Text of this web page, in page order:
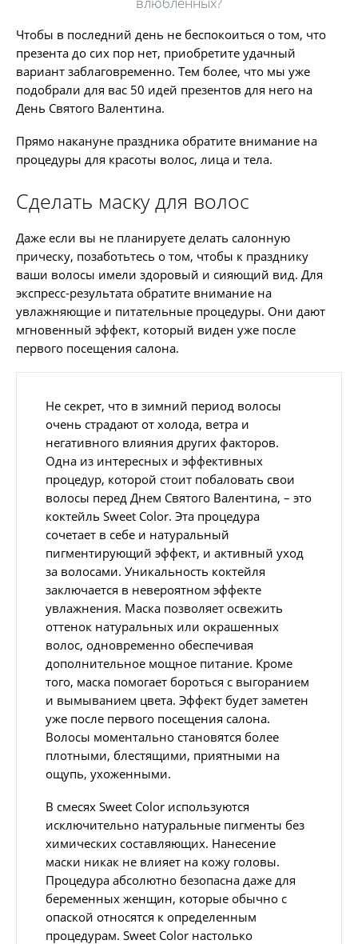
Чтобы в последний день не беспокоиться о том, что
презента до сих пор нет, приобретите удачный
вариант заблаговременно. Тем более, что мы уже
подобрали для вас 50 идей презентов для него на
День Святого Валентина.
Прямо накануне праздника обратите внимание на
процедуры для красоты волос, лица и тела.
Сделать маску для волос
Даже если вы не планируете делать салонную
прическу, позаботьтесь о том, чтобы к празднику
ваши волосы имели здоровый и сияющий вид. Для
экспресс-результата обратите внимание на
увлажняющие и питательные процедуры. Они дают
мгновенный эффект, который виден уже после
первого посещения салона.
Не секрет, что в зимний период волосы
очень страдают от холода, ветра и
негативного влияния других факторов.
Одна из интересных и эффективных
процедур, которой стоит побаловать свои
волосы перед Днем Святого Валентина, – это
коктейль Sweet Color. Эта процедура
сочетает в себе и натуральный
пигментирующий эффект, и активный уход
за волосами. Уникальность коктейля
заключается в невероятном эффекте
увлажнения. Маска позволяет освежить
оттенок натуральных или окрашенных
волос, одновременно обеспечивая
дополнительное мощное питание. Кроме
того, маска помогает бороться с выгоранием
и вымыванием цвета. Эффект будет заметен
уже после первого посещения салона.
Волосы моментально становятся более
плотными, блестящими, приятными на
ощупь, ухоженными.
В смесях Sweet Color используются
исключительно натуральные пигменты без
химических составляющих. Нанесение
маски никак не влияет на кожу головы.
Процедура абсолютно безопасна даже для
беременных женщин, которые обычно с
опаской относятся к определенным
процедурам. Sweet Color настолько